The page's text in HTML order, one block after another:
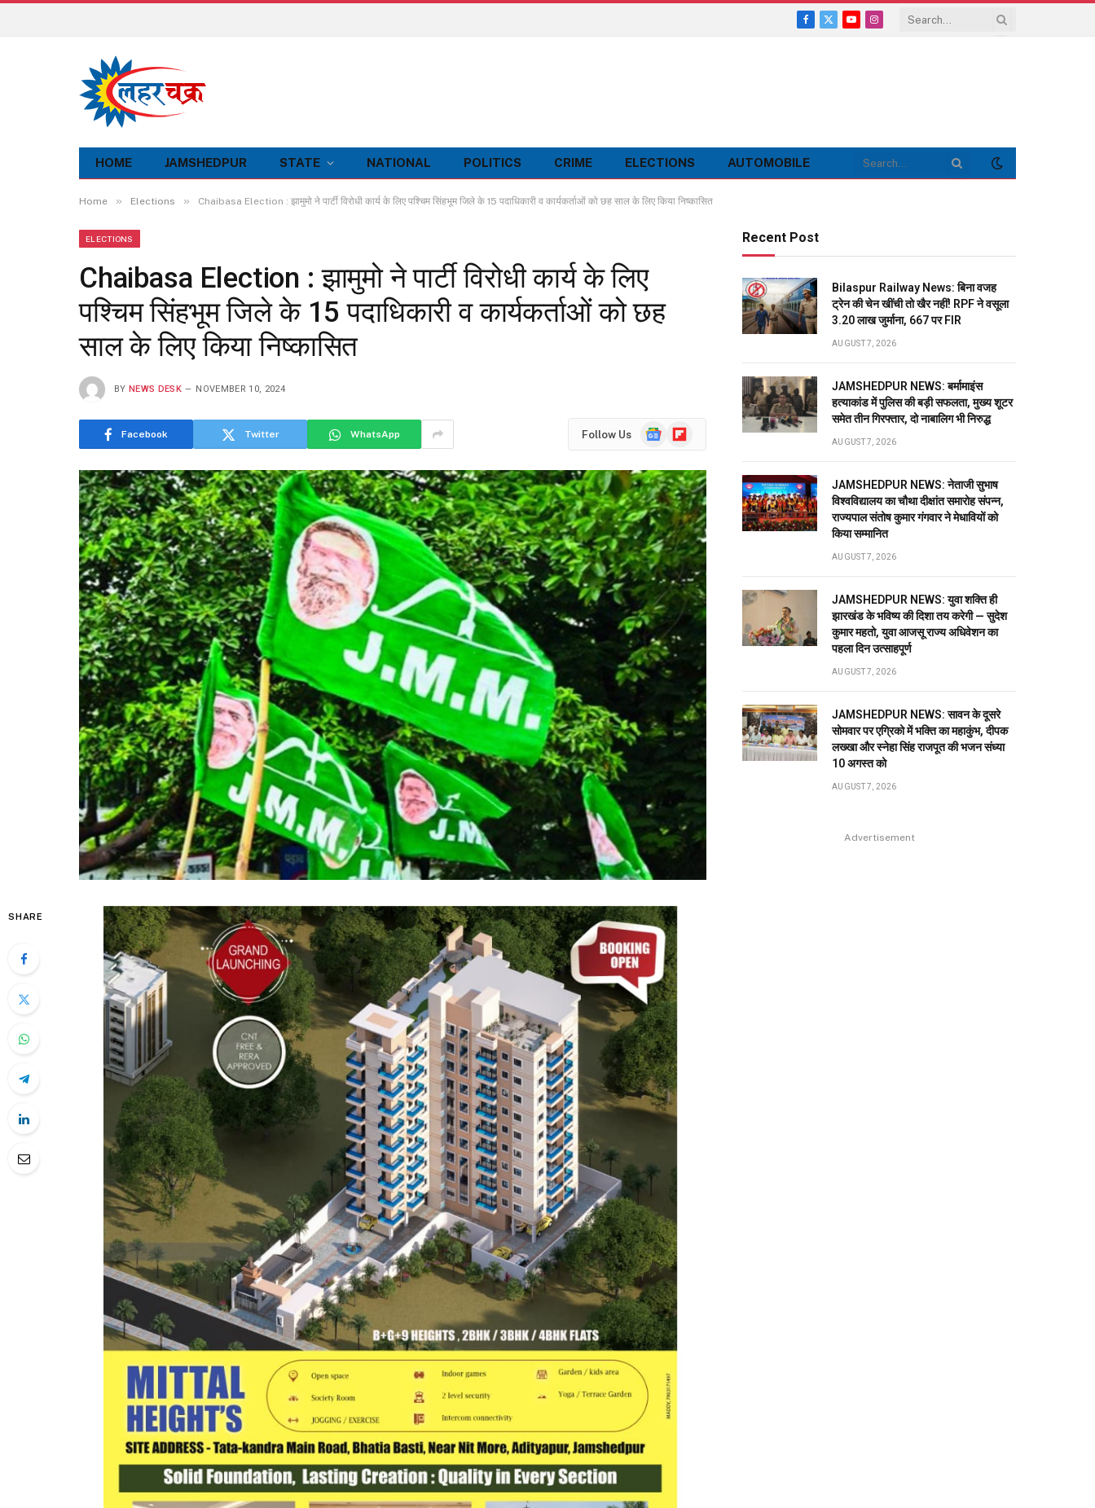
Facebook
X
YouTubeInstagram
HOME JAMSHEDPUR STATE NATIONAL POLITICS CRIME ELECTIONS AUTOMOBILE
Home » Elections » Chaibasa Election : झामुमो ने पार्टी विरोधी कार्य के लिए पश्चिम सिंहभूम जिले के 15 पदाधिकारी व कार्यकर्ताओं को छह साल के लिए किया निष्कासित
ELECTIONS
Chaibasa Election : झामुमो ने पार्टी विरोधी कार्य के लिए
पश्चिम सिंहभूम जिले के 15 पदाधिकारी व कार्यकर्ताओं को छह
साल के लिए किया निष्कासित
BY NEWS DESK NOVEMBER 10, 2024
Facebook Twitter WhatsApp Follow Us
GoogleFlipboard
SHARE
Recent Post
Bilaspur Railway News: बिना वजह
ट्रेन की चेन खींची तो खैर नहीं! RPF ने वसूला
3.20 लाख जुर्माना, 667 पर FIR
AUGUST 7, 2026
JAMSHEDPUR NEWS: बर्मामाइंस
हत्याकांड में पुलिस की बड़ी सफलता, मुख्य शूटर
समेत तीन गिरफ्तार, दो नाबालिग भी निरुद्ध
AUGUST 7, 2026
JAMSHEDPUR NEWS: नेताजी सुभाष
विश्वविद्यालय का चौथा दीक्षांत समारोह संपन्न,
राज्यपाल संतोष कुमार गंगवार ने मेधावियों को
किया सम्मानित
AUGUST 7, 2026
JAMSHEDPUR NEWS: युवा शक्ति ही
झारखंड के भविष्य की दिशा तय करेगी — सुदेश
कुमार महतो, युवा आजसू राज्य अधिवेशन का
पहला दिन उत्साहपूर्ण
AUGUST 7, 2026
JAMSHEDPUR NEWS: सावन के दूसरे
सोमवार पर एग्रिको में भक्ति का महाकुंभ, दीपक
लख्खा और स्नेहा सिंह राजपूत की भजन संध्या
10 अगस्त को
AUGUST 7, 2026
Advertisement